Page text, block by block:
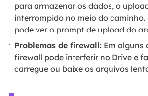
para armazenar os dados, o
interrompido no meio do caminho.
pode ver o prompt de upload do
Problemas de firewall: Em alguns
firewall pode interferir no Drive e
carregue ou baixe os arquivos